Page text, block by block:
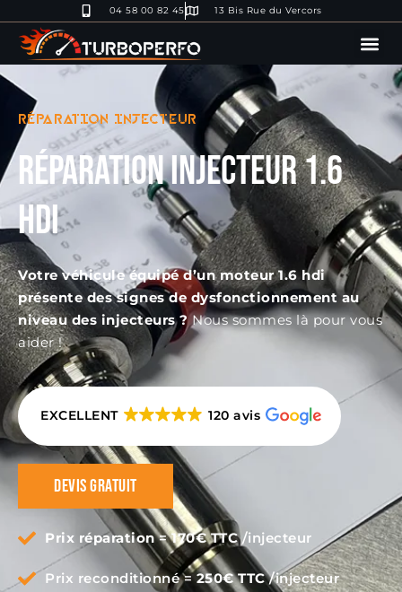
04 58 00 82 45 13 Bis Rue du Vercors
RÉPARATION INJECTEUR
Réparation injecteur 1.6
hdi
Votre véhicule équipé d’un moteur 1.6 hdi
présente des signes de dysfonctionnement au
niveau des injecteurs ?Nous sommes là pour vous
aider !
EXCELLENT 120 avis
Devis gratuit
Prix réparation=170€ TTC/injecteur
Prix reconditionné =250€ TTC/injecteur